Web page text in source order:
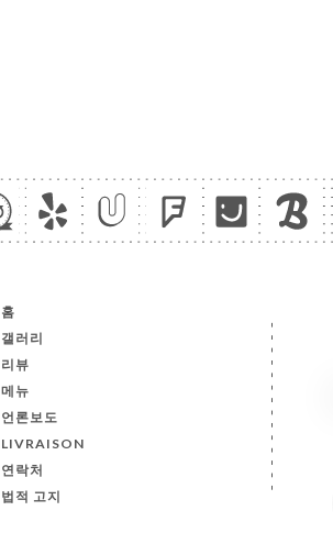
홈
갤러리
리뷰
메뉴
언론보도
LIVRAISON
연락처
법적 고지